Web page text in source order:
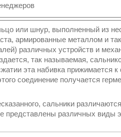
или шнур, выполненный из
армированные металлом и
различных устройств и
так называемая,
эта набивка прижимается
соединение получается
сальники
представлены различных виды